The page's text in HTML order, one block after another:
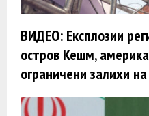
ВИДЕО: Експлозии
остров Кешм,
ограничени залихи